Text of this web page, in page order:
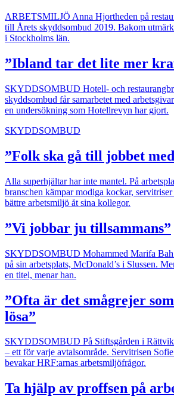
ARBETSMILJÖ Anna Hjortheden på
till Årets skyddsombud 2019. Bakom
i Stockholms län.
”Ibland tar det lite mer
SKYDDSOMBUD Hotell- och
skyddsombud får samarbetet med
en undersökning som Hotellrevyn har gjort.
SKYDDSOMBUD
”Folk ska gå till jobbet
Alla superhjältar har inte mantel. På
branschen kämpar modiga kockar,
bättre arbetsmiljö åt sina kollegor.
”Vi jobbar ju tillsammans”
SKYDDSOMBUD Mohammed Marifa
på sin arbetsplats, McDonald’s i Slussen.
en titel, menar han.
”Ofta är det smågrejer
lösa”
SKYDDSOMBUD På Stiftsgården i
– ett för varje avtalsområde. Servitrisen
bevakar HRF:arnas arbetsmiljöfrågor.
Ta hjälp av proffsen på